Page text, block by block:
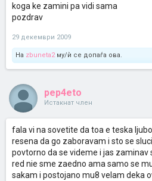
koga ke zamini pa vidi sama
pozdrav
29 декември 2009
На zbuneta2му/ѝ се допаѓа ова.
pep4eto
Истакнат член
fala vi na sovetite da toa e teska
resena da go zaboravam i sto se
povtorno da se videme i jas zaminav
red nie sme zaedno ama samo se
sakam i postojano mu8 velam deka